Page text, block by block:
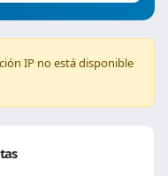
IP no está disponible